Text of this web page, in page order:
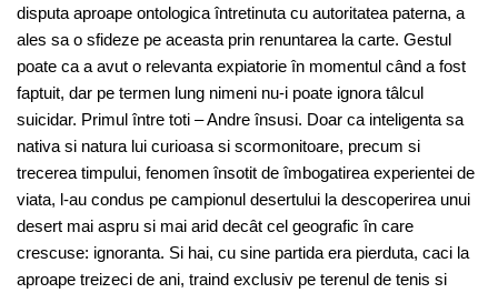
disputa aproape ontologica întretinuta cu autoritatea paterna, a
ales sa o sfideze pe aceasta prin renuntarea la carte. Gestul
poate ca a avut o relevanta expiatorie în momentul când a fost
faptuit, dar pe termen lung nimeni nu-i poate ignora tâlcul
suicidar. Primul între toti – Andre însusi. Doar ca inteligenta sa
nativa si natura lui curioasa si scormonitoare, precum si
trecerea timpului, fenomen însotit de îmbogatirea experientei de
viata, l-au condus pe campionul desertului la descoperirea unui
desert mai aspru si mai arid decât cel geografic în care
crescuse: ignoranta. Si hai, cu sine partida era pierduta, caci la
aproape treizeci de ani, traind exclusiv pe terenul de tenis si